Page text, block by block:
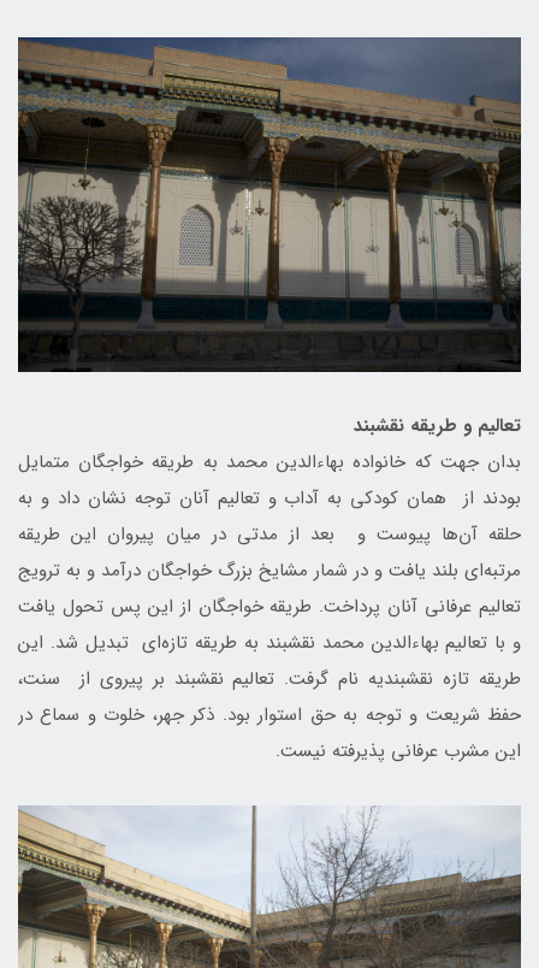
تعالیم و طریقه نقشبند
بدان جهت که خانواده بهاءالدین محمد به طریقه خواجگان متمایل
بودند از همان کودکی به آداب و تعالیم آنان توجه نشان داد و به
حلقه آن‌ها پیوست و بعد از مدتی در میان پیروان این طریقه
مرتبه‌ای بلند یافت و در شمار مشایخ بزرگ خواجگان درآمد و به ترویج
تعالیم عرفانی آنان پرداخت. طریقه خواجگان از این پس تحول یافت
و با تعالیم بهاءالدین محمد نقشبند به طریقه تازه‌ای تبدیل شد. این
طریقه تازه نقشبندیه نام گرفت. تعالیم نقشبند بر پیروی از سنت،
حفظ شریعت و توجه به حق استوار بود. ذکر جهر، خلوت و سماع در
این مشرب عرفانی پذیرفته نیست.